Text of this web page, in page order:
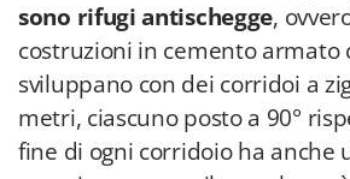
sono rifugi antischegge,
costruzioni in cemento armato
sviluppano con dei corridoi a
metri, ciascuno posto a 90°
fine di ogni corridoio ha anche